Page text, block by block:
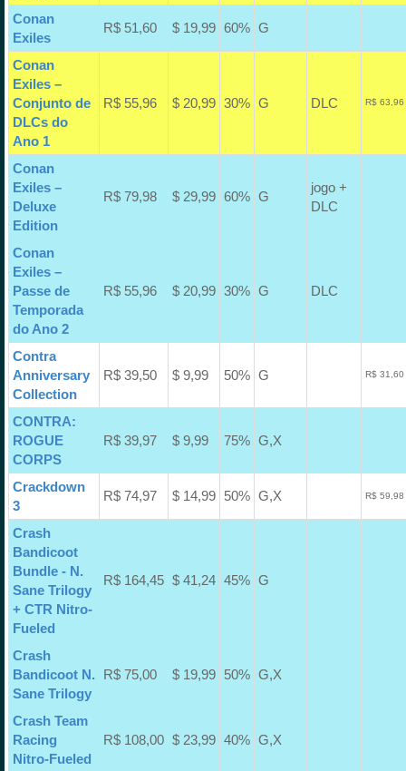
Conan
Exiles
R$ 51,60 $ 19,99 60% G
Conan
Exiles –
Conjunto de
DLCs do
Ano 1
R$ 55,96 $ 20,99 30% G DLC R$
Conan
Exiles –
Deluxe
Edition
R$ 79,98 $ 29,99 60% G
jogo +
DLC
Conan
Exiles –
Passe de
Temporada
do Ano 2
R$ 55,96 $ 20,99 30% G DLC
Contra
Anniversary
Collection
R$ 39,50 $ 9,99 50% G R$
CONTRA:
ROGUE
CORPS
R$ 39,97 $ 9,99 75% G,X
Crackdown
3
R$ 74,97 $ 14,99 50% G,X R$
Crash
Bandicoot
Bundle - N.
Sane Trilogy
+ CTR Nitro-
Fueled
R$ 164,45 $ 41,24 45% G
Crash
Bandicoot N.
Sane Trilogy
R$ 75,00 $ 19,99 50% G,X
Crash Team
Racing
Nitro-Fueled
R$ 108,00 $ 23,99 40% G,X